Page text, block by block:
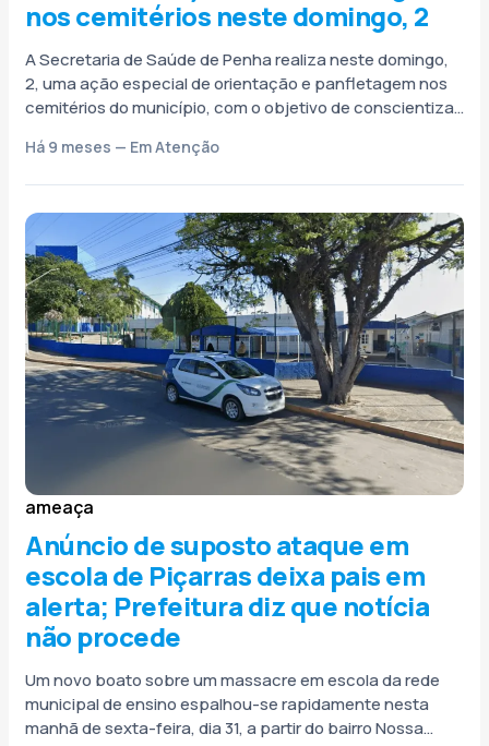
nos cemitérios neste domingo, 2
A Secretaria de Saúde de Penha realiza neste domingo,
2, uma ação especial de orientação e panfletagem nos
cemitérios do município, com o objetivo de conscientizar
Há 9 meses — Em Atenção
ameaça
Anúncio de suposto ataque em
escola de Piçarras deixa pais em
alerta; Prefeitura diz que notícia
não procede
Um novo boato sobre um massacre em escola da rede
municipal de ensino espalhou-se rapidamente nesta
manhã de sexta-feira, dia 31, a partir do bairro Nossa